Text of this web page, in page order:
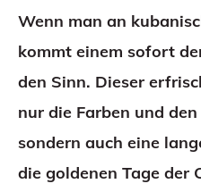
Wenn man an
kommt einem sofort
den Sinn. Dieser
nur die Farben und
sondern auch eine
die goldenen Tage der